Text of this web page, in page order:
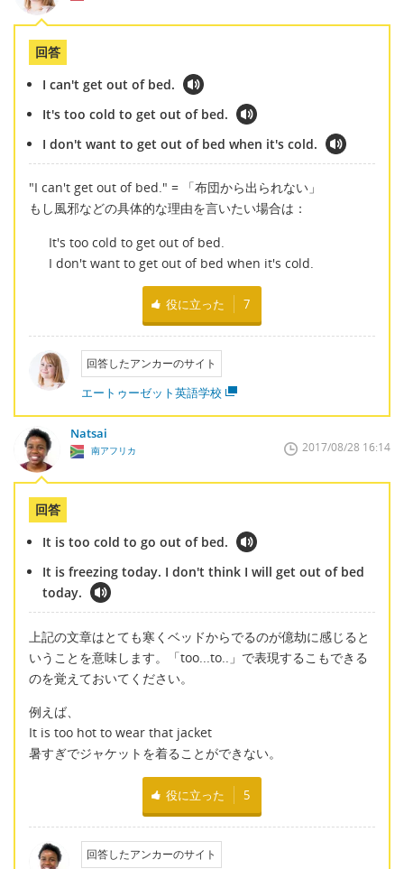
回答
I can't get out of bed.
It's too cold to get out of bed.
I don't want to get out of bed when it's cold.
"I can't get out of bed." = 「布団から出られない」
もし風邪などの具体的な理由を言いたい場合は：
It's too cold to get out of bed.
I don't want to get out of bed when it's cold.
役に立った 7
回答したアンカーのサイト
エートゥーゼット英語学校
Natsai
南アフリカ 2017/08/28 16:14
回答
It is too cold to go out of bed.
It is freezing today. I don't think I will get out of bed
today.
上記の文章はとても寒くベッドからでるのが億劫に感じると
いうことを意味します。「too...to..」で表現するこもできる
のを覚えておいてください。
例えば、
It is too hot to wear that jacket
暑すぎでジャケットを着ることができない。
役に立った 5
回答したアンカーのサイト